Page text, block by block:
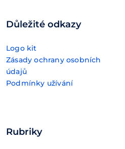
Důležité odkazy
Logo kit
Zásady ochrany osobních
údajů
Podmínky užívání
Rubriky